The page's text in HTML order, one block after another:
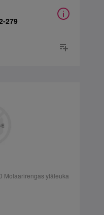
279
Molaarirengas yläleuka